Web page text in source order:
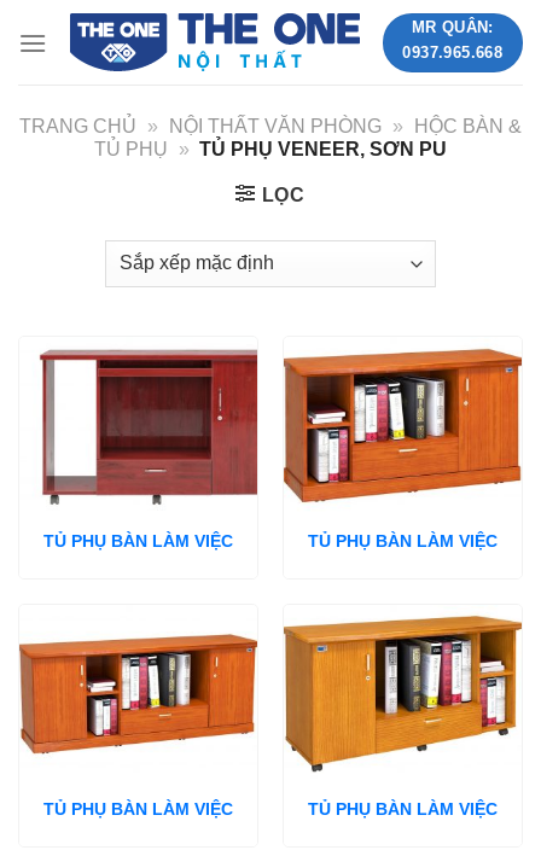
MR QUÂN:
0937.965.668
TRANG CHỦ » NỘI THẤT VĂN PHÒNG »
HỘC BÀN &
TỦ PHỤ
» TỦ PHỤ VENEER, SƠN PU
LỌC
TỦ PHỤ BÀN LÀM VIỆC TỦ PHỤ BÀN LÀM VIỆC
TỦ PHỤ BÀN LÀM VIỆC TỦ PHỤ BÀN LÀM VIỆC